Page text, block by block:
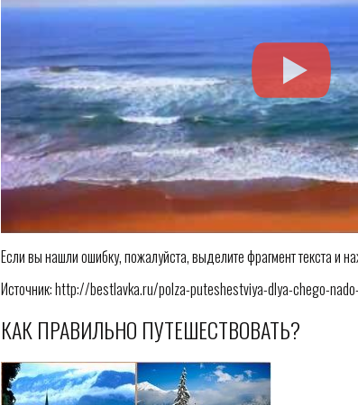
Если вы нашли ошибку, пожалуйста, выделите фрагмент текста и
Источник: http://bestlavka.ru/polza-puteshestviya-dlya-chego-
КАК ПРАВИЛЬНО ПУТЕШЕСТВОВАТЬ?